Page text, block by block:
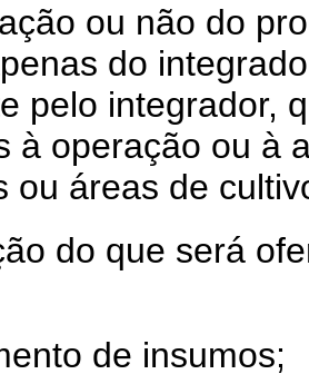
ou não do
do
pelo integrador,
à operação ou à
ou áreas de
do que será
de insumos;